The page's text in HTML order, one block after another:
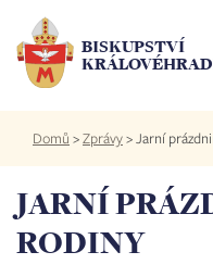
hlavnímu
obsahu
BISKUPSTVÍ
Drobečková
navigace
Domů >Zprávy>Jarní
JARNÍ
RODINY